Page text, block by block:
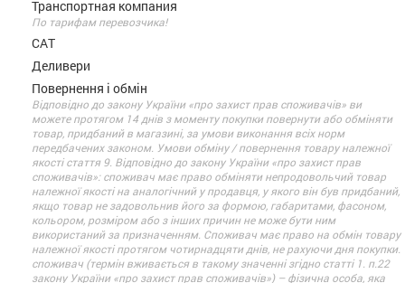
Транспортная компания
По тарифам перевозчика!
САТ
Деливери
Повернення і обмін
Відповідно до закону України «про захист прав споживачів» ви
можете протягом 14 днів з моменту покупки повернути або обміняти
товар, придбаний в магазині, за умови виконання всіх норм
передбачених законом. Умови обміну / повернення товару належної
якості стаття 9. Відповідно до закону України «про захист прав
споживачів»: споживач має право обміняти непродовольчий товар
належної якості на аналогічний у продавця, у якого він був придбаний,
якщо товар не задовольнив його за формою, габаритами, фасоном,
кольором, розміром або з інших причин не може бути ним
використаний за призначенням. Споживач має право на обмін товару
належної якості протягом чотирнадцяти днів, не рахуючи дня покупки.
споживач (термін вживається в такому значенні згідно статті 1. п.22
закону України «про захист прав споживачів») – фізична особа, яка